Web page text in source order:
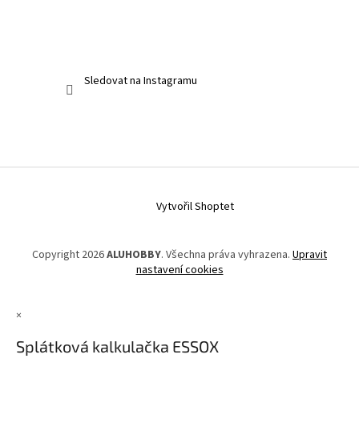
Sledovat na Instagramu
Vytvořil Shoptet
Copyright 2026ALUHOBBY. Všechna práva vyhrazena. Upravit
nastavení cookies
×
Splátková kalkulačka ESSOX